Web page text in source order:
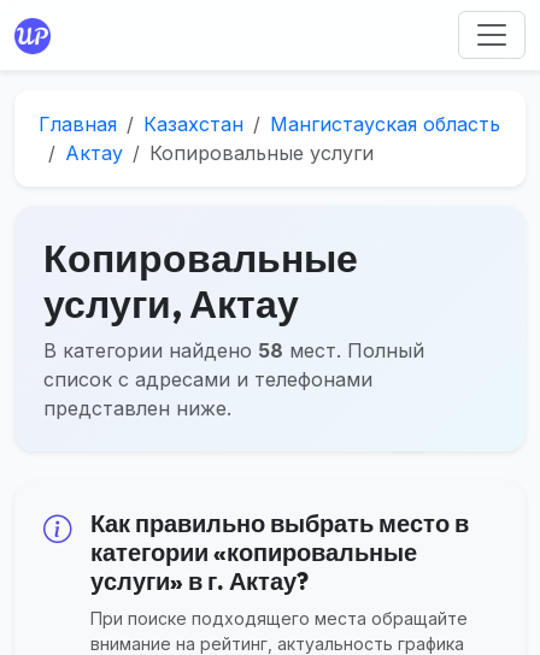
Главная Казахстан
Мангистауская область
Актау
Копировальные услуги
Копировальные
услуги, Актау
В категории найдено 58 мест. Полный
список с адресами и телефонами
представлен ниже.
Как правильно выбрать место в
категории «копировальные
услуги» в г. Актау?
При поиске подходящего места обращайте
внимание на рейтинг, актуальность графика